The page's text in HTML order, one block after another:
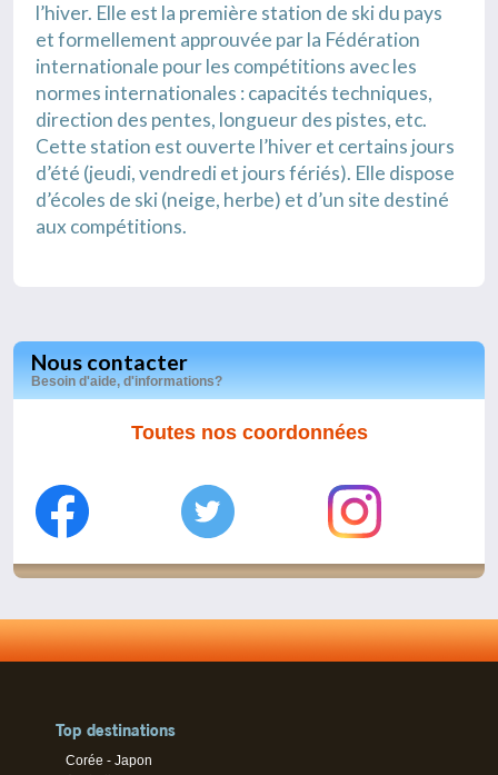
l’hiver. Elle est la première station de ski du pays
et formellement approuvée par la Fédération
internationale pour les compétitions avec les
normes internationales : capacités techniques,
direction des pentes, longueur des pistes, etc.
Cette station est ouverte l’hiver et certains jours
d’été (jeudi, vendredi et jours fériés). Elle dispose
d’écoles de ski (neige, herbe) et d’un site destiné
aux compétitions.
Nous contacter
Besoin d'aide, d'informations?
Toutes nos coordonnées
Top destinations
Corée - Japon